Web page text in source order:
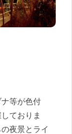
等が色付
ておりま
夜景とライ